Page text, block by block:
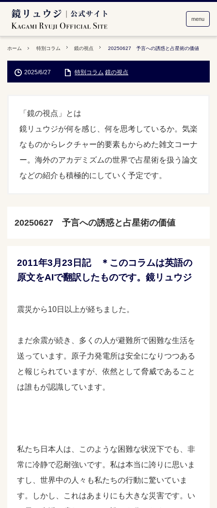
menu
ホーム 特別コラム 鏡の視点 20250627 予言への誘惑と占星術の価値
2025/6/27 特別コラム 鏡の視点
「鏡の視点」とは
鏡リュウジが何を感じ、何を思考しているか。気楽
なものからレクチャー的要素もからめた雑文コーナ
ー。海外のアカデミズムの世界で占星術を扱う論文
などの紹介も積極的にしていく予定です。
20250627 予言への誘惑と占星術の価値
2011年3月23日記 ＊このコラムは英語の
原文をAIで翻訳したものです。鏡リュウジ
震災から10日以上が経ちました。
まだ余震が続き、多くの人が避難所で困難な生活を
送っています。原子力発電所は安全になりつつある
と報じられていますが、依然として脅威であること
は誰もが認識しています。
私たち日本人は、このような困難な状況下でも、非
常に冷静で忍耐強いです。私は本当に誇りに思いま
すし、世界中の人々も私たちの行動に驚いていま
す。しかし、これはあまりにも大きな災害です。い